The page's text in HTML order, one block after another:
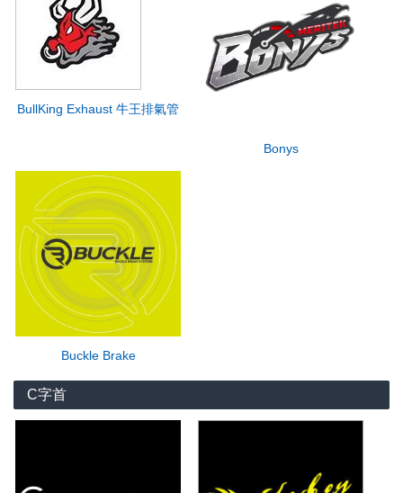
BullKing Exhaust 牛王排氣管
Bonys
Buckle Brake
C字首